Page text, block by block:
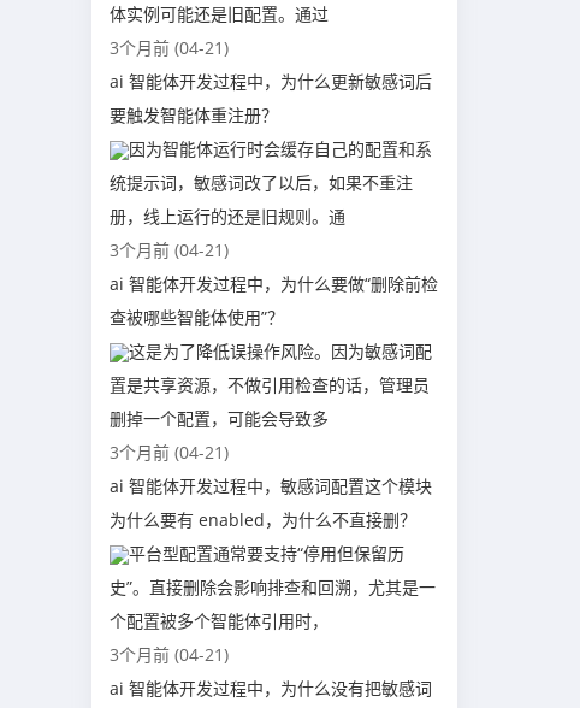
体实例可能还是旧配置。通过
3个月前 (04-21)
ai 智能体开发过程中，为什么更新敏感词后
要触发智能体重注册？
因为智能体运行时会缓存自己的配置和系
统提示词，敏感词改了以后，如果不重注
册，线上运行的还是旧规则。通
3个月前 (04-21)
ai 智能体开发过程中，为什么要做“删除前检
查被哪些智能体使用”？
这是为了降低误操作风险。因为敏感词配
置是共享资源，不做引用检查的话，管理员
删掉一个配置，可能会导致多
3个月前 (04-21)
ai 智能体开发过程中，敏感词配置这个模块
为什么要有 enabled，为什么不直接删？
平台型配置通常要支持“停用但保留历
史”。直接删除会影响排查和回溯，尤其是一
个配置被多个智能体引用时，
3个月前 (04-21)
ai 智能体开发过程中，为什么没有把敏感词